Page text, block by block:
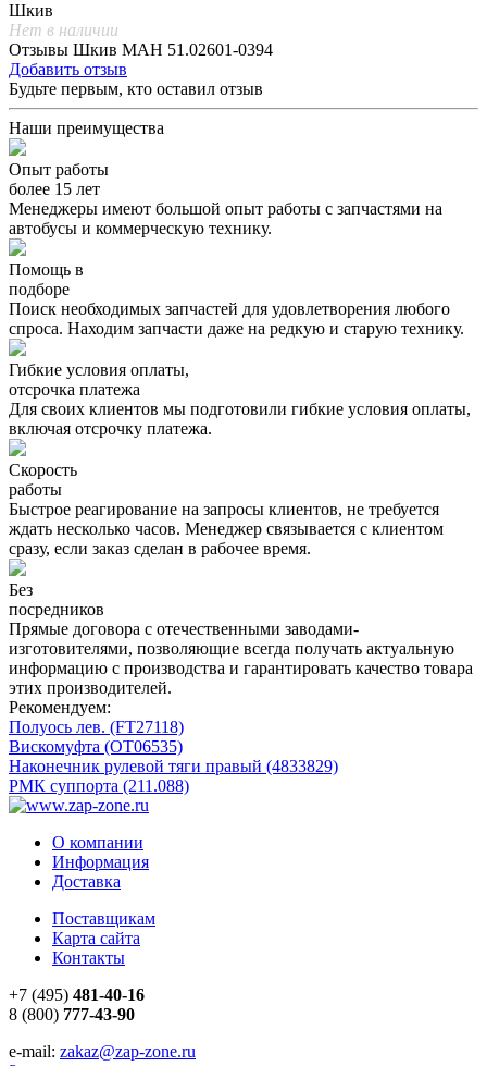
Шкив
Нет в наличии
Отзывы Шкив МАН 51.02601-0394
Добавить отзыв
Будьте первым, кто оставил отзыв
Наши преимущества
Опыт работы
более 15 лет
Менеджеры имеют большой опыт работы с запчастями на
автобусы и коммерческую технику.
Помощь в
подборе
Поиск необходимых запчастей для удовлетворения любого
спроса. Находим запчасти даже на редкую и старую технику.
Гибкие условия оплаты,
отсрочка платежа
Для своих клиентов мы подготовили гибкие условия оплаты,
включая отсрочку платежа.
Скорость
работы
Быстрое реагирование на запросы клиентов, не требуется
ждать несколько часов. Менеджер связывается с клиентом
сразу, если заказ сделан в рабочее время.
Без
посредников
Прямые договора с отечественными заводами-
изготовителями, позволяющие всегда получать актуальную
информацию с производства и гарантировать качество товара
этих производителей.
Рекомендуем:
Полуось лев. (FT27118)
Вискомуфта (OT06535)
Наконечник рулевой тяги правый (4833829)
РМК суппорта (211.088)
О компании
Информация
Доставка
Поставщикам
Карта сайта
Контакты
+7 (495) 481-40-16
8 (800) 777-43-90
e-mail: zakaz@zap-zone.ru